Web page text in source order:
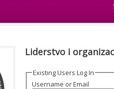
Liderstvo i
Existing Users Log In
Username or Email